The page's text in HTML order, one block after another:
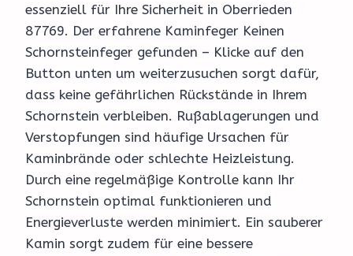
essenziell für Ihre Sicherheit in Oberrieden
87769. Der erfahrene Kaminfeger Keinen
Schornsteinfeger gefunden – Klicke auf den
Button unten um weiterzusuchen sorgt dafür,
dass keine gefährlichen Rückstände in Ihrem
Schornstein verbleiben. Rußablagerungen und
Verstopfungen sind häufige Ursachen für
Kaminbrände oder schlechte Heizleistung.
Durch eine regelmäßige Kontrolle kann Ihr
Schornstein optimal funktionieren und
Energieverluste werden minimiert. Ein sauberer
Kamin sorgt zudem für eine bessere